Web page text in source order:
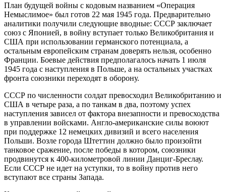
План будущей войны с кодовым названием «Операция
Немыслимое» был готов 22 мая 1945 года. Предварительно
аналитики получили следующие вводные: СССР заключает
союз с Японией, в войну вступает только Великобритания и
США при использовании германского потенциала, а
остальным европейским странам доверять нельзя, особенно
Франции. Боевые действия предполагалось начать 1 июля
1945 года с наступления в Польше, а на остальных участках
фронта союзники переходят в оборону.
СССР по численности солдат превосходил Великобританию и
США в четыре раза, а по танкам в два, поэтому успех
наступления зависел от фактора внезапности и превосходства
в управлении войсками. Англо-американские силы воюют
при поддержке 12 немецких дивизий и всего населения
Польши. Возле города Штеттин должно было произойти
танковое сражение, после победы в котором, союзники
продвинутся к 400-километровой линии Данциг-Бреслау.
Если СССР не идет на уступки, то в войну против него
вступают все страны Запада.